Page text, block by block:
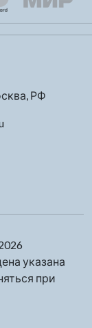
РФ
указана
при